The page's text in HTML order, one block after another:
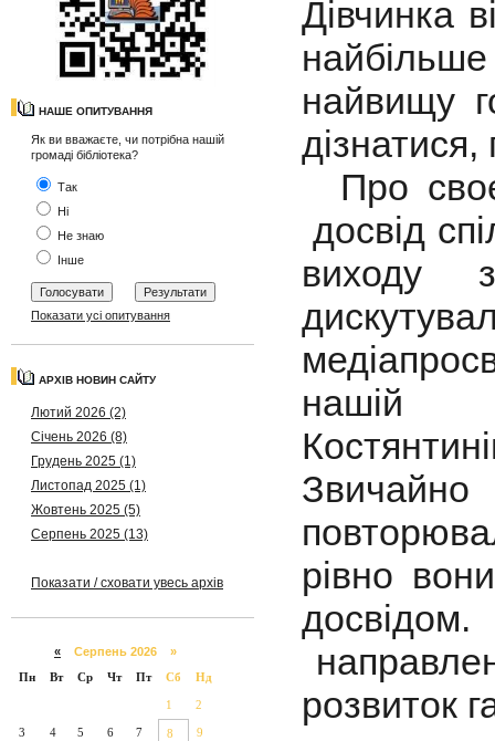
НАШЕ ОПИТУВАННЯ
Як ви вважаєте, чи потрібна нашій
громаді бібліотека?
Так
Ні
Не знаю
Інше
Показати усі опитування
АРХІВ НОВИН САЙТУ
Лютий 2026 (2)
Січень 2026 (8)
Грудень 2025 (1)
Листопад 2025 (1)
Жовтень 2025 (5)
Серпень 2025 (13)
Показати / сховати увесь архів
« Серпень 2026 »
Пн
Вт Ср Чт Пт Сб Нд
1 2
3 4 5 6 7 8 9
Дівчинка
найвищу
Про
досвід
виходу
нашій
рівно
розвиток